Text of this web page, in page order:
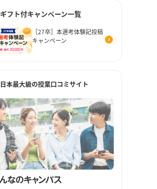
ギフト付キャンペーン一覧
［27卒］本選考体験記投稿
キャンペーン
日本最大級の授業口コミサイト